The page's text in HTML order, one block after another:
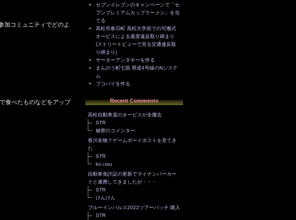
加コミュニティでどのよ
食べたものなどをアップ
セブンイレブンのキャンペーンで「セ
ブンプレミアムカップラーメン」を当
てる
高松市春日町 高松大学前での可搬式
オービスによる速度違反取り締まり
(ストリートビューで見る交通違反取
り締まり)
サーターアンダギーを作る
まんのう町七箇 県道4号線のNシステ
ム
ブコパイを作る
Recent Comments
高松自動車道のオービスが全撤去
STR
秘密のコメンター
香川名物？ゲームボーイポストを見てき
た
STR
ko.i.tsu
自動車免許証の更新でマイナンバーカー
ドと連携してきましたが・・・
STR
けんけん
ブルーインパルス2022ツアーパッチ 購入
STR